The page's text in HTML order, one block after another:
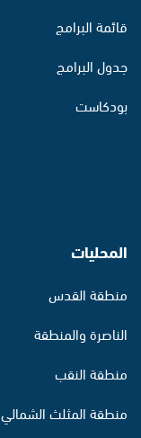
قائمة البرامج
جدول البرامج
بودكاست
المحليات
منطقة القدس
الناصرة والمنطقة
منطقة النقب
منطقة المثلث الشمالي